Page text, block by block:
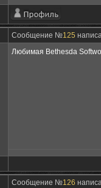
Сообщение №125
Любимая Bethesda
Сообщение №126